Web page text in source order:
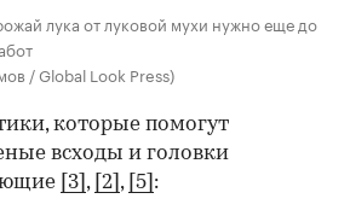
лука от луковой мухи нужно еще до
/ Global Look Press)
которые помогут
всходы и головки
[3] , [2] , [5] :